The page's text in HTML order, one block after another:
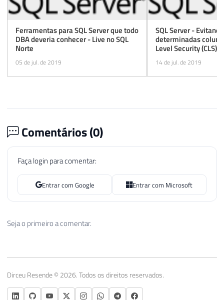
Ferramentas para SQL Server que todo
DBA deveria conhecer - Live no SQL
Norte
05 de jul. de 2019
SQL Server -
determinadas
Level Security (CLS)
14 de jul. de 2019
Comentários (0)
Faça login para comentar:
Entrar com Google Entrar com Microsoft
Seja o primeiro a comentar.
Dirceu Resende © 2026. Todos os direitos reservados.